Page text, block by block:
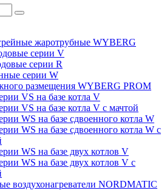
жаротрубные WYBERG
серии V
серии R
серии W
размещения WYBERG PROM
VS на базе котла V
VS на базе котла V с мачтой
WS на базе сдвоенного котла W
WS на базе сдвоенного котла W с
WS на базе двух котлов V
WS на базе двух котлов V с
воздухонагреватели NORDMATIC